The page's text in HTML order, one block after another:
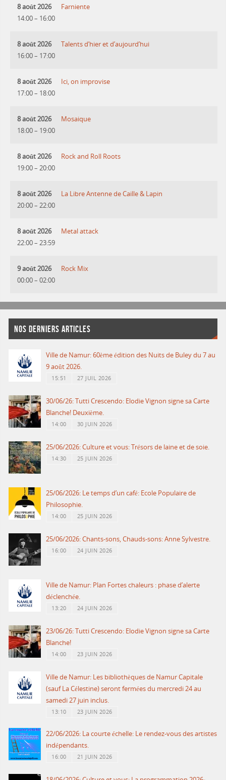
8 août 2026
14:00– 16:00
Farniente
8 août 2026
16:00– 17:00
Talents d’hier et d’aujourd’hui
8 août 2026
17:00– 18:00
Ici, on improvise
8 août 2026
18:00– 19:00
Mosaique
8 août 2026
19:00– 20:00
Rock and Roll Roots
8 août 2026
20:00– 22:00
La Libre Antenne de Caille & Lapin
8 août 2026
22:00– 23:59
Metal attack
9 août 2026
00:00– 02:00
Rock Mix
NOS DERNIERS ARTICLES
Ville de Namur: 60ème édition des Nuits de Buley du 7 au
9 août 2026.
15:51 27 JUIL 2026
30/06/26: Tutti Crescendo: Elodie Vignon signe sa Carte
Blanche! Deuxième.
14:00 30 JUIN 2026
25/06/2026: Culture et vous: Trésors de laine et de soie.
14:30 25 JUIN 2026
25/06/2026: Le temps d’un café: Ecole Populaire de
Philosophie.
14:00 25 JUIN 2026
25/06/2026: Chants-sons, Chauds-sons: Anne Sylvestre.
16:00 24 JUIN 2026
Ville de Namur: Plan Fortes chaleurs : phase d’alerte
déclenchée.
13:20 24 JUIN 2026
23/06/26: Tutti Crescendo: Elodie Vignon signe sa Carte
Blanche!
14:00 23 JUIN 2026
Ville de Namur: Les bibliothèques de Namur Capitale
(sauf La Célestine) seront fermées du mercredi 24 au
samedi 27 juin inclus.
13:10 23 JUIN 2026
22/06/2026: La courte échelle: Le rendez-vous des artistes
indépendants.
16:00 21 JUIN 2026